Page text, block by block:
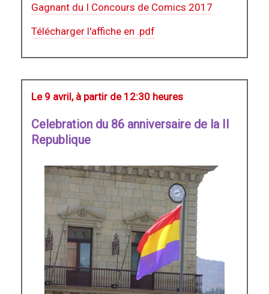
Gagnant du I Concours de Comics 2017
Télécharger l'affiche en .pdf
Le 9 avril, à partir de 12:30 heures
Celebration du 86 anniversaire de la II
Republique